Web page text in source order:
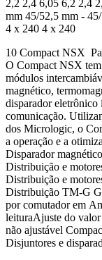
2,2 2,4 6,05 6,2 2,4
mm 45/52,5 mm -
4 x 240 4 x 240
10 Compact NSX
O Compact NSX tem
módulos
magnético,
disparador eletrônico
comunicação.
dos Micrologic, o
a operação e a
Disparador
Distribuição e
Distribuição e
Distribuição TM-G
por comutador em
leituraAjuste do
não ajustável
Disjuntores e